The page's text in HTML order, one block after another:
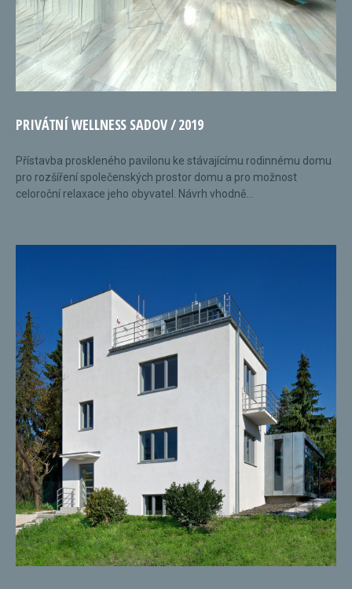
PRIVÁTNÍ WELLNESS SADOV / 2019
Přístavba proskleného pavilonu ke stávajícímu rodinnému domu
pro rozšíření společenských prostor domu a pro možnost
celoroční relaxace jeho obyvatel. Návrh vhodně...